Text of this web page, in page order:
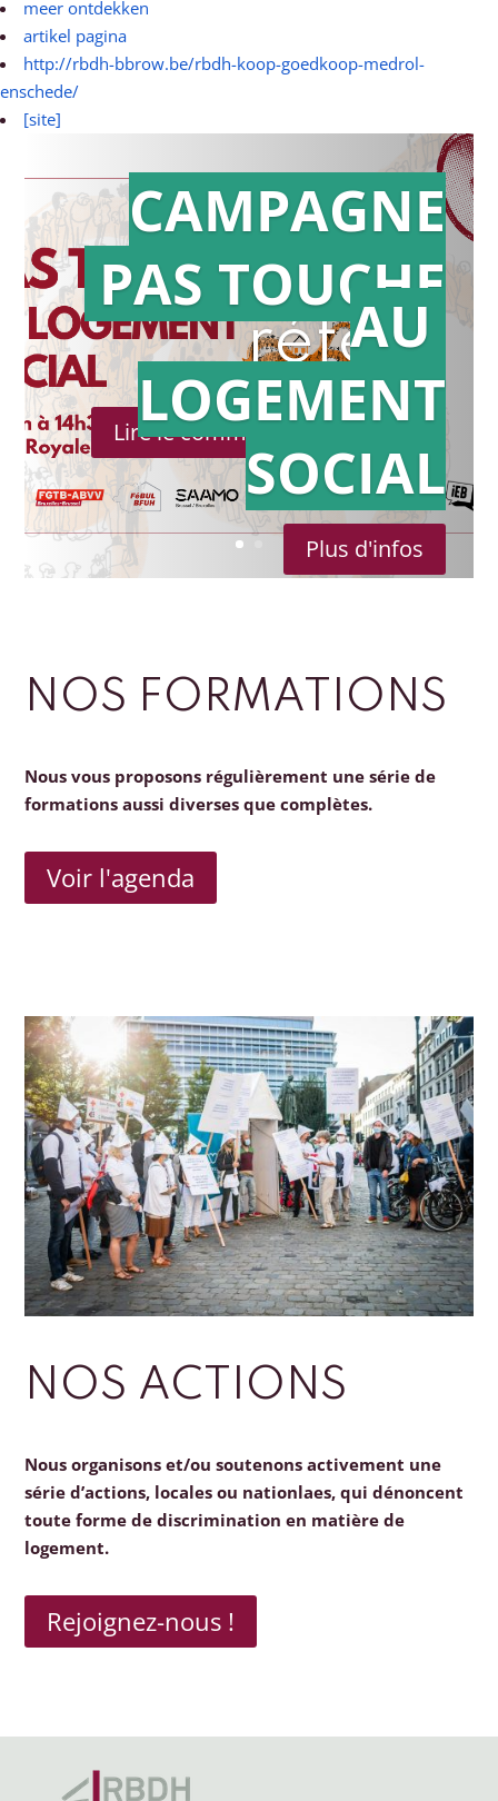
meer ontdekken
artikel pagina
http://rbdh-bbrow.be/rbdh-koop-goedkoop-medrol-
enschede/
[site]
Action en
référé
Lire le communiqué de presse
CAMPAGNE
PAS TOUCHE
AU
LOGEMENT
SOCIAL
Plus d'infos
NOS FORMATIONS
Nous vous proposons régulièrement une série de
formations aussi diverses que complètes.
Voir l'agenda
NOS ACTIONS
Nous organisons et/ou soutenons activement une
série d’actions, locales ou nationlaes, qui dénoncent
toute forme de discrimination en matière de
logement.
Rejoignez-nous !